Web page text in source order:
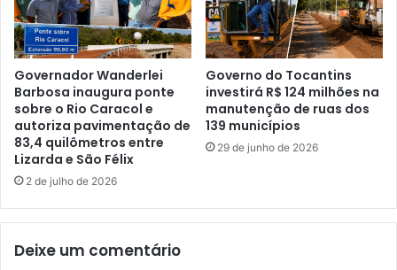
Governador Wanderlei
Barbosa inaugura ponte
sobre o Rio Caracol e
autoriza pavimentação de
83,4 quilômetros entre
Lizarda e São Félix
2 de julho de 2026
Governo do Tocantins
investirá R$ 124 milhões na
manutenção de ruas dos
139 municípios
29 de junho de 2026
Deixe um comentário